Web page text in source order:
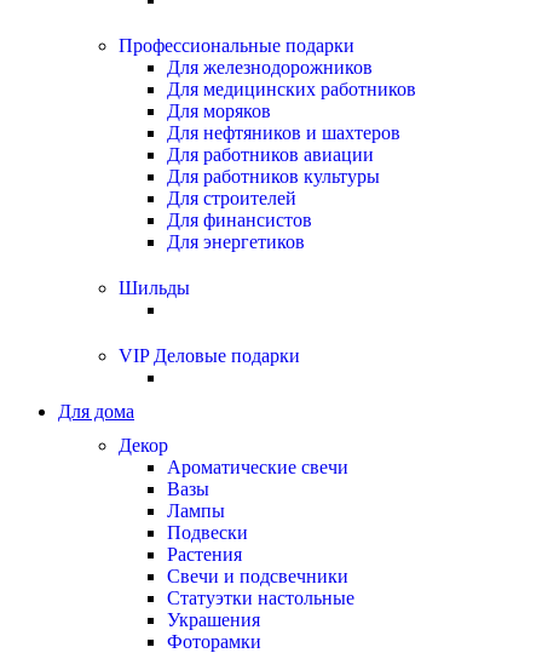
Профессиональные подарки
Для железнодорожников
Для медицинских работников
Для моряков
Для нефтяников и шахтеров
Для работников авиации
Для работников культуры
Для строителей
Для финансистов
Для энергетиков
Шильды
VIP Деловые подарки
Для дома
Декор
Ароматические свечи
Вазы
Лампы
Подвески
Растения
Свечи и подсвечники
Статуэтки настольные
Украшения
Фоторамки